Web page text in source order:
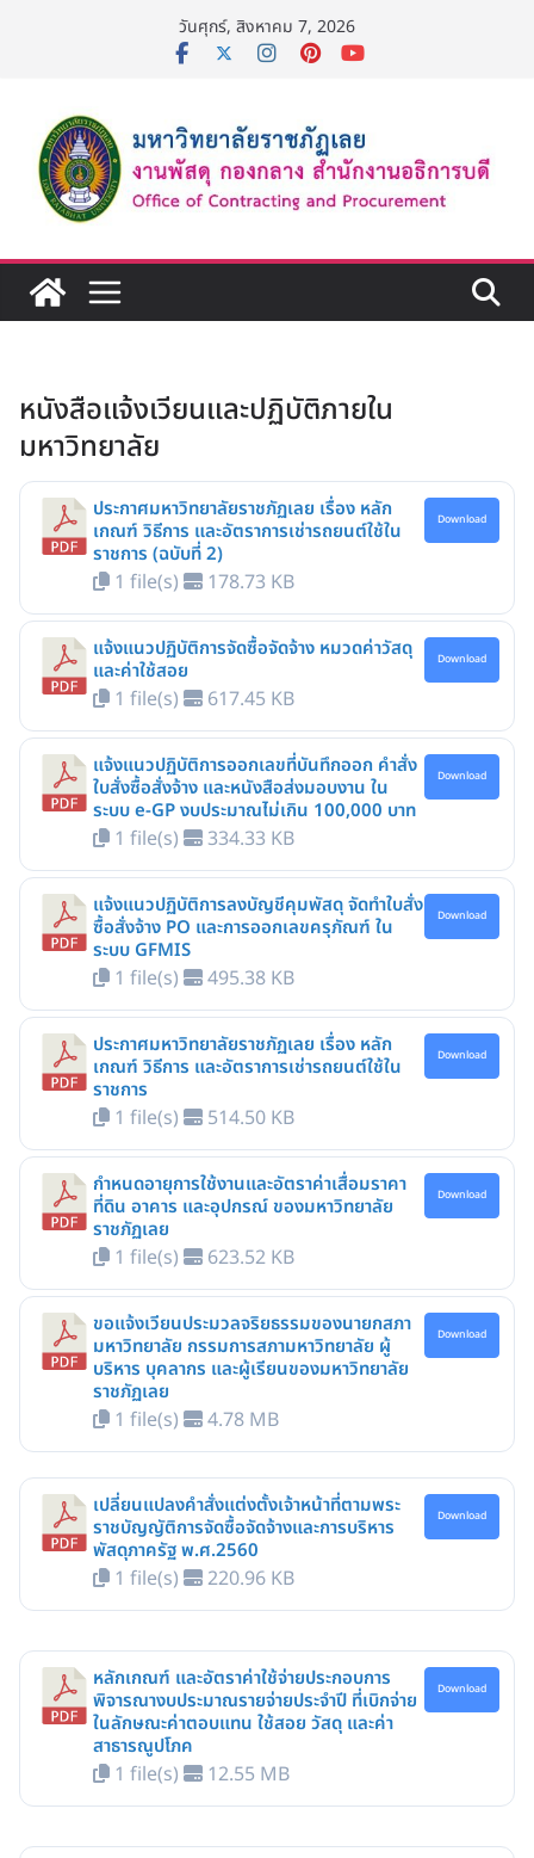
วันศุกร์, สิงหาคม 7, 2026
หนังสือแจ้งเวียนและปฏิบัติภายใน
มหาวิทยาลัย
ประกาศมหาวิทยาลัยราชภัฏเลย เรื่อง หลัก
เกณฑ์ วิธีการ และอัตราการเช่ารถยนต์ใช้ใน
ราชการ (ฉบับที่ 2)
1 file(s) 178.73 KB
Download
แจ้งแนวปฏิบัติการจัดซื้อจัดจ้าง หมวดค่าวัสดุ
และค่าใช้สอย
1 file(s) 617.45 KB
Download
แจ้งแนวปฏิบัติการออกเลขที่บันทึกออก คำสั่ง
ใบสั่งซื้อสั่งจ้าง และหนังสือส่งมอบงาน ใน
ระบบ e-GP งบประมาณไม่เกิน 100,000 บาท
1 file(s) 334.33 KB
Download
แจ้งแนวปฏิบัติการลงบัญชีคุมพัสดุ จัดทำใบสั่ง
ซื้อสั่งจ้าง PO และการออกเลขครุภัณฑ์ ใน
ระบบ GFMIS
1 file(s) 495.38 KB
Download
ประกาศมหาวิทยาลัยราชภัฏเลย เรื่อง หลัก
เกณฑ์ วิธีการ และอัตราการเช่ารถยนต์ใช้ใน
ราชการ
1 file(s) 514.50 KB
Download
กำหนดอายุการใช้งานและอัตราค่าเสื่อมราคา
ที่ดิน อาคาร และอุปกรณ์ ของมหาวิทยาลัย
ราชภัฏเลย
1 file(s) 623.52 KB
Download
ขอแจ้งเวียนประมวลจริยธรรมของนายกสภา
มหาวิทยาลัย กรรมการสภามหาวิทยาลัย ผู้
บริหาร บุคลากร และผู้เรียนของมหาวิทยาลัย
ราชภัฏเลย
1 file(s) 4.78 MB
Download
เปลี่ยนแปลงคำสั่งแต่งตั้งเจ้าหน้าที่ตามพระ
ราชบัญญัติการจัดซื้อจัดจ้างและการบริหาร
พัสดุภาครัฐ พ.ศ.2560
1 file(s) 220.96 KB
Download
หลักเกณฑ์ และอัตราค่าใช้จ่ายประกอบการ
พิจารณางบประมาณรายจ่ายประจำปี ที่เบิกจ่าย
ในลักษณะค่าตอบแทน ใช้สอย วัสดุ และค่า
สาธารณูปโภค
1 file(s) 12.55 MB
Download